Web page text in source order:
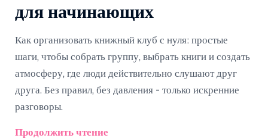
для начинающих
Как организовать книжный клуб с нуля: простые
шаги, чтобы собрать группу, выбрать книги и создать
атмосферу, где люди действительно слушают друг
друга. Без правил, без давления - только искренние
разговоры.
Продолжить чтение